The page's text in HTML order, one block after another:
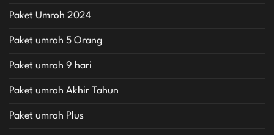
Paket Umroh 2024
Paket umroh 5 Orang
Paket umroh 9 hari
Paket umroh Akhir Tahun
Paket umroh Plus